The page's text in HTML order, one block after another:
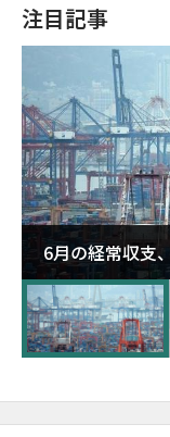
注目記事
6月の経常収支
が初の1000億